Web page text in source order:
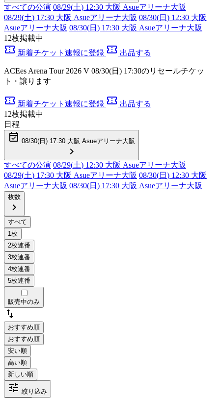
すべての公演 08/29(土) 12:30 大阪 Asueアリーナ大阪
08/29(土) 17:30 大阪 Asueアリーナ大阪 08/30(日 ) 12:30 大阪
Asueアリーナ大阪 08/30(日 ) 17:30 大阪 Asueアリーナ大阪
12枚掲載中
confirmation_number 新着チケット速報に登録 confirmation_number 出品する
ACEes Arena Tour 2026 V 08/30(日) 17:30のリセールチケッ
ト・譲ります
confirmation_number 新着チケット速報に登録 confirmation_number 出品する
12枚掲載中
日程
event_available 08/30( 日 ) 17:30 大阪 Asueアリーナ大阪
chevron_right
すべての公演 08/29(土) 12:30 大阪 Asueアリーナ大阪
08/29(土) 17:30 大阪 Asueアリーナ大阪 08/30(日 ) 12:30 大阪
Asueアリーナ大阪 08/30(日 ) 17:30 大阪 Asueアリーナ大阪
枚数
chevron_right
販売中のみ
swap_vert
おすすめ順
tune 絞り込み